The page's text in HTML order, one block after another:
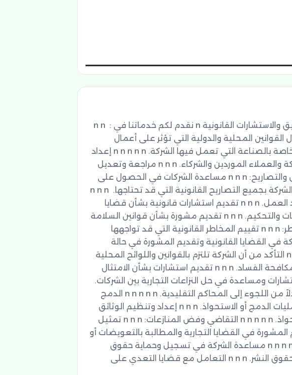
مكتب المحامي احمد فيصل شلضوم للمحاماة والتوثيق والاستشارات القانونية n نقدم لكم خدماتنا في : n n
التراخيص اللازمة لممارسة أنشطتها. n n n ضمان التزام الشركة بجميع التصاريح القانونية التي قد تحتاجها. n n n